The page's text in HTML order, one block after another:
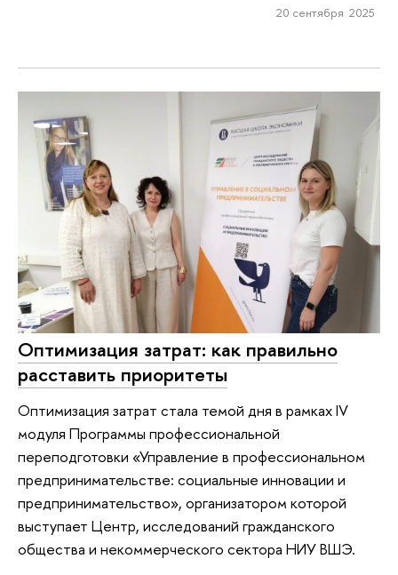
20 сентября 2025
Оптимизация затрат: как правильно
расставить приоритеты
Оптимизация затрат стала темой дня в рамках IV
модуля Программы профессиональной
переподготовки «Управление в профессиональном
предпринимательстве: социальные инновации и
предпринимательство», организатором которой
выступает Центр, исследований гражданского
общества и некоммерческого сектора НИУ ВШЭ.